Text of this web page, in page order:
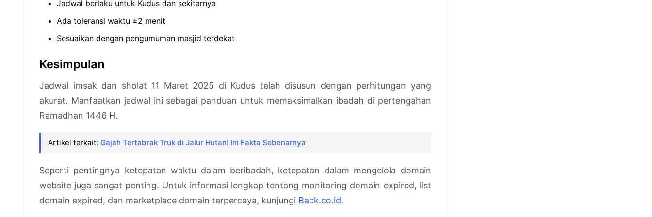
Jadwal berlaku untuk Kudus dan sekitarnya
Ada toleransi waktu ±2 menit
Sesuaikan dengan pengumuman masjid terdekat
Kesimpulan
Jadwal imsak dan sholat 11 Maret 2025 di Kudus telah disusun dengan perhitungan yang
akurat. Manfaatkan jadwal ini sebagai panduan untuk memaksimalkan ibadah di pertengahan
Ramadhan 1446 H.
Artikel terkait: Gajah Tertabrak Truk di Jalur Hutan! Ini Fakta Sebenarnya
Seperti pentingnya ketepatan waktu dalam beribadah, ketepatan dalam mengelola domain
website juga sangat penting. Untuk informasi lengkap tentang monitoring domain expired, list
domain expired, dan marketplace domain terpercaya, kunjungi Back.co.id.